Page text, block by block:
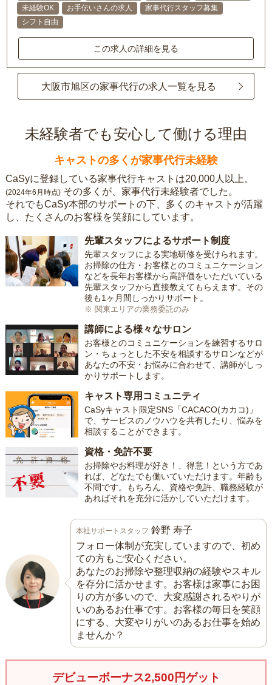
未経験OK
お手伝いさんの求人
家事代行スタッフ募集
シフト自由
この求人の詳細を見る
大阪市旭区の家事代行の求人一覧を見る
未経験者でも安心して働ける理由
キャストの多くが家事代行未経験
CaSyに登録している家事代行キャストは20,000人以上。
(2024年6月時点) その多くが、家事代行未経験者でした。
それでもCaSy本部のサポートの下、多くのキャストが活躍
し、たくさんのお客様を笑顔にしています。
先輩スタッフによるサポート制度
先輩スタッフによる実地研修を受けられます。
お掃除の仕方・お客様とのコミュニケーション
などを長年お客様から高評価をいただいている
先輩スタッフから直接教えてもらえます。その
後も1ヶ月間しっかりサポート。
※ 関東エリアの業務委託のみ
講師による様々なサロン
お客様とのコミュニケーションを練習するサロ
ン・ちょっとした不安を相談するサロンなどが
あなたの不安・お悩みに合わせて、講師がしっ
かりサポートします。
キャスト専用コミュニティ
CaSyキャスト限定SNS「CACACO(カカコ)」
で、サービスのノウハウを共有したり、悩みを
相談することができます。
資格・免許不要
お掃除やお料理が好き！、得意！という方であ
れば、どなたでも働いていただけます。年齢も
不問です。もちろん、資格や免許、職務経験が
あればそれを充分に活かしていただけます。
本社サポートスタッフ 鈴野 寿子
フォロー体制が充実していますので、初め
ての方もご安心ください。
あなたのお掃除や整理収納の経験やスキル
を存分に活かせます。お客様は家事にお困
りの方が多いので、大変感謝されるやりが
いのあるお仕事です。お客様の毎日を笑顔
にする、大変やりがいのあるお仕事を始め
ませんか？
デビューボーナス2,500円ゲット